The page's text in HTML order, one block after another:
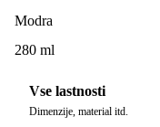
Modra
280 ml
Vse lastnosti
Dimenzije, material itd.